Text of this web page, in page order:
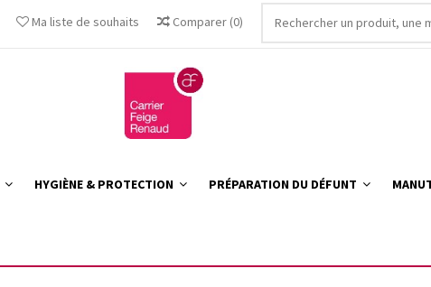
Comparer (0)
Ma liste de souhaits
HYGIÈNE & PROTECTION PRÉPARATION DU DÉFUNT